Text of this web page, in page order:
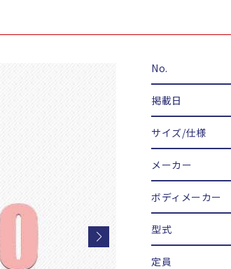
No.
掲載日
サイズ/仕様
メーカー
ボディメーカー
型式
定員